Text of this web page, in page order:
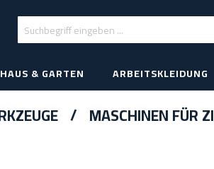
HAUS & GARTEN ARBEITSKLEIDUNG
MASCHINEN FÜR